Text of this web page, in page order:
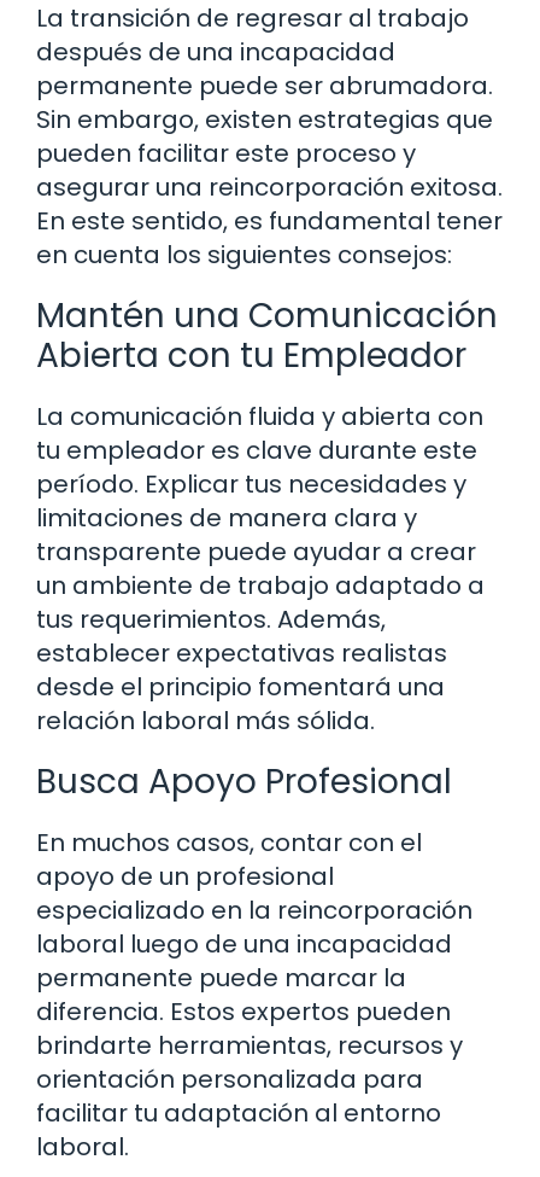
La transición de regresar al trabajo
después de una incapacidad
permanente puede ser abrumadora.
Sin embargo, existen estrategias que
pueden facilitar este proceso y
asegurar una reincorporación exitosa.
En este sentido, es fundamental tener
en cuenta los siguientes consejos:
Mantén una Comunicación
Abierta con tu Empleador
La comunicación fluida y abierta con
tu empleador es clave durante este
período. Explicar tus necesidades y
limitaciones de manera clara y
transparente puede ayudar a crear
un ambiente de trabajo adaptado a
tus requerimientos. Además,
establecer expectativas realistas
desde el principio fomentará una
relación laboral más sólida.
Busca Apoyo Profesional
En muchos casos, contar con el
apoyo de un profesional
especializado en la reincorporación
laboral luego de una incapacidad
permanente puede marcar la
diferencia. Estos expertos pueden
brindarte herramientas, recursos y
orientación personalizada para
facilitar tu adaptación al entorno
laboral.